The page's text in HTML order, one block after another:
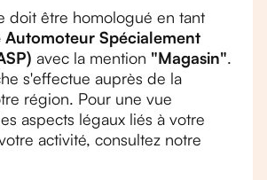
doit être homologué en tant
Automoteur Spécialement
avec la mention "Magasin".
s'effectue auprès de la
région. Pour une vue
aspects légaux liés à votre
activité, consultez notre